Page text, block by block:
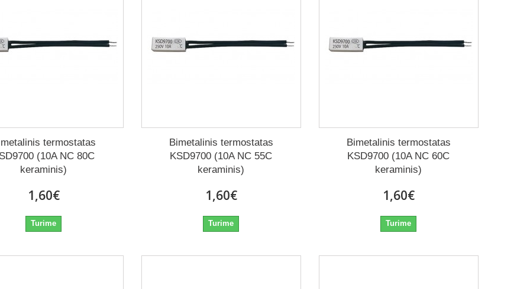
termostatas
(10A NC 80C
keraminis)
1,60€
Turime
Bimetalinis termostatas
KSD9700 (10A NC 55C
keraminis)
1,60€
Turime
Bimetalinis termostatas
KSD9700 (10A NC 60C
keraminis)
1,60€
Turime